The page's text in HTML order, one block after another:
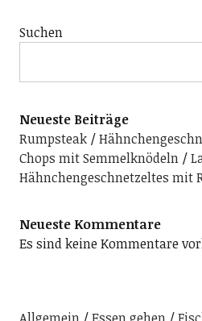
Suchen
Neueste Beiträge
Rumpsteak
Chops mit Semmelknödeln
Hähnchengeschnetzeltes mit
Neueste Kommentare
Es sind keine Kommentare
Allgemein Essen gehen